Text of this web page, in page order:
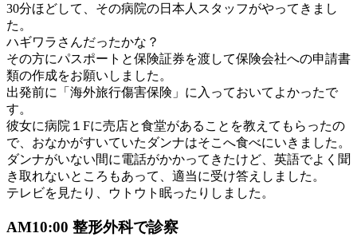
30分ほどして、その病院の日本人スタッフがやってきまし
た。
ハギワラさんだったかな？
その方にパスポートと保険証券を渡して保険会社への申請書
類の作成をお願いしました。
出発前に「海外旅行傷害保険」に入っておいてよかったで
す。
彼女に病院１Fに売店と食堂があることを教えてもらったの
で、おなかがすいていたダンナはそこへ食べにいきました。
ダンナがいない間に電話がかかってきたけど、英語でよく聞
き取れないところもあって、適当に受け答えしました。
テレビを見たり、ウトウト眠ったりしました。
AM10:00 整形外科で診察